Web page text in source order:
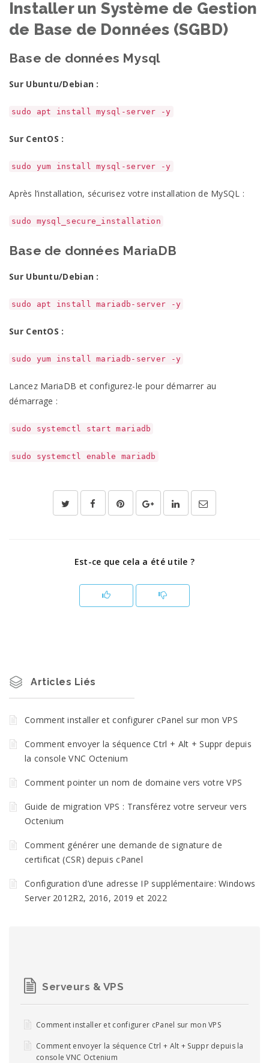
Installer un Système de Gestion
de Base de Données (SGBD)
Base de données Mysql
Sur Ubuntu/Debian :
sudo apt install mysql-server -y
Sur CentOS :
sudo yum install mysql-server -y
Après l’installation, sécurisez votre installation de MySQL :
sudo mysql_secure_installation
Base de données MariaDB
Sur Ubuntu/Debian :
sudo apt install mariadb-server -y
Sur CentOS :
sudo yum install mariadb-server -y
Lancez MariaDB et configurez-le pour démarrer au
démarrage :
sudo systemctl start mariadb
sudo systemctl enable mariadb
Est-ce que cela a été utile ?
Articles Liés
Comment installer et configurer cPanel sur mon VPS
Comment envoyer la séquence Ctrl + Alt + Suppr depuis
la console VNC Octenium
Comment pointer un nom de domaine vers votre VPS
Guide de migration VPS : Transférez votre serveur vers
Octenium
Comment générer une demande de signature de
certificat (CSR) depuis cPanel
Configuration d’une adresse IP supplémentaire: Windows
Server 2012R2, 2016, 2019 et 2022
Serveurs & VPS
Comment installer et configurer cPanel sur mon VPS
Comment envoyer la séquence Ctrl + Alt + Suppr depuis la
console VNC Octenium